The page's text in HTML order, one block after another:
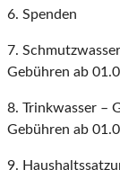
6. Spenden
7.
Gebühren ab
8. Trinkwasser –
Gebühren ab
9.